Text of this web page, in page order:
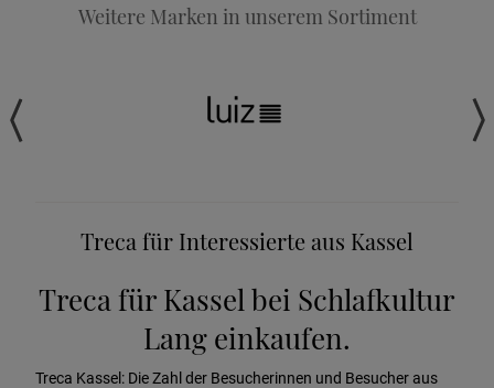
Weitere Marken in unserem Sortiment
Treca für Interessierte aus Kassel
Treca für Kassel bei Schlafkultur
Lang einkaufen.
Treca Kassel: Die Zahl der Besucherinnen und Besucher aus